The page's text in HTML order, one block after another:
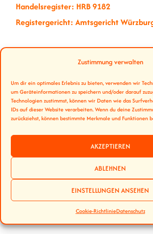
Zustimmung verwalten
Um dir ein optimales Erlebnis zu bieten, verwenden wir
um Geräteinformationen zu speichern und/oder darauf
Technologien zustimmst, können wir Daten wie das
IDs auf dieser Website verarbeiten. Wenn du deine
zurückziehst, können bestimmte Merkmale und Funktionen
AKZEPTIEREN
ABLEHNEN
EINSTELLUNGEN ANSEHEN
Cookie-RichtlinieDatenschutz
Handelsregister: HRB 9182
Registergericht: Amtsgericht
Kontakt
Umsatzsteuer-ID
Umsatzsteuer-Identifikationsnummer
Umsatzsteuergesetz: